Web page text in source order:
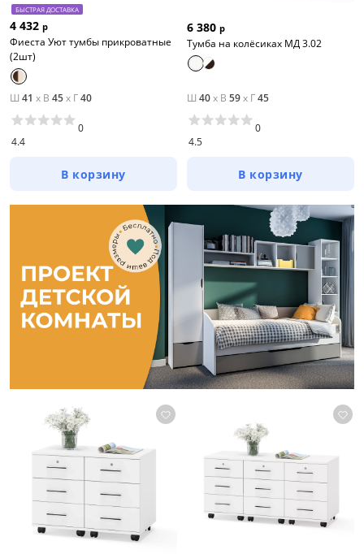
БЫСТРАЯ ДОСТАВКА
4 432 р
Фиеста Уют тумбы прикроватные
(2шт)
Ш 41 x В 45x Г40
4.4
0
В корзину
6 380 р
Тумба на колёсиках МД 3.02
Ш 40x В 59x Г45
4.5
0
В корзину